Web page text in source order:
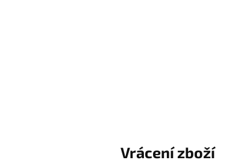
Vrácení zboží